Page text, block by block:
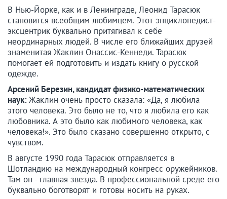
В Нью-Йорке, как и в Ленинграде, Леонид Тарасюк
становится всеобщим любимцем. Этот энциклопедист-
эксцентрик буквально притягивал к себе
неординарных людей. В числе его ближайших друзей
знаменитая Жаклин Онассис-Кеннеди. Тарасюк
помогает ей подготовить и издать книгу о русской
одежде.
Арсений Березин, кандидат физико-математических
наук:Жаклин очень просто сказала: «Да, я любила
этого человека. Это было не то, что я любила его как
любовника. А это было как любимого человека, как
человека!». Это было сказано совершенно открыто, с
чувством.
В августе 1990 года Тарасюк отправляется в
Шотландию на международный конгресс оружейников.
Там он - главная звезда. В профессиональной среде его
буквально боготворят и готовы носить на руках.